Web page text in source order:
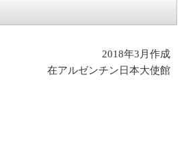
2018年3月作成
在アルゼンチン日本大使館